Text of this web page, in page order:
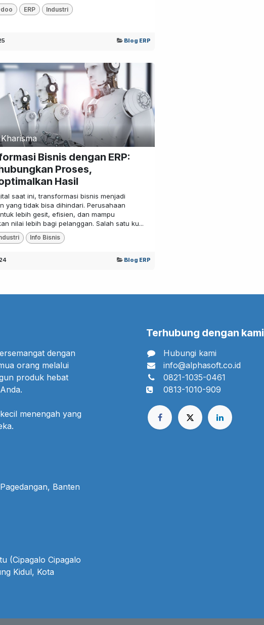
ERP Industri
Blog ERP
Bisnis dengan ERP:
Proses,
Hasil
saat ini, transformasi bisnis menjadi
yang tidak bisa dihindari. Perusahaan
lebih gesit, efisien, dan mampu
nilai lebih bagi pelanggan. Salah satu ku...
Info Bisnis
Blog ERP
dengan
orang melalui
produk hebat
menengah yang
Banten
(Cipagalo Cipagalo
Kidul, Kota
Terhubung dengan kami
Hubungi kami
info@alphasoft.co.id
0821-1035-0461
0813-1010-909